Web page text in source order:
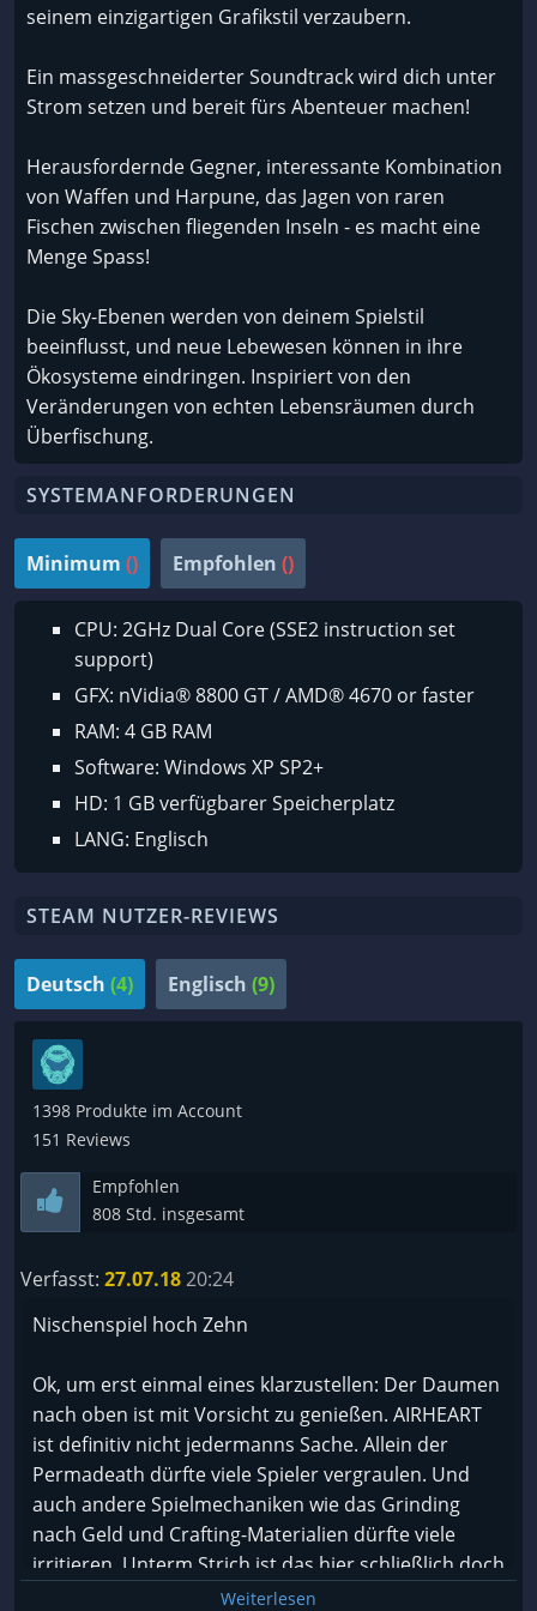
seinem einzigartigen Grafikstil verzaubern.
Ein massgeschneiderter Soundtrack wird dich unter
Strom setzen und bereit fürs Abenteuer machen!
Herausfordernde Gegner, interessante Kombination
von Waffen und Harpune, das Jagen von raren
Fischen zwischen fliegenden Inseln - es macht eine
Menge Spass!
Die Sky-Ebenen werden von deinem Spielstil
beeinflusst, und neue Lebewesen können in ihre
Ökosysteme eindringen. Inspiriert von den
Veränderungen von echten Lebensräumen durch
Überfischung.
SYSTEMANFORDERUNGEN
Minimum () Empfohlen ()
CPU: 2GHz Dual Core (SSE2 instruction set
support)
GFX: nVidia® 8800 GT / AMD® 4670 or faster
RAM: 4 GB RAM
Software: Windows XP SP2+
HD: 1 GB verfügbarer Speicherplatz
LANG: Englisch
STEAM NUTZER-REVIEWS
Deutsch (4) Englisch (9)
1398 Produkte im Account
151 Reviews
Empfohlen
808 Std. insgesamt
Verfasst: 27.07.1820:24
Nischenspiel hoch Zehn
Ok, um erst einmal eines klarzustellen: Der Daumen
nach oben ist mit Vorsicht zu genießen. AIRHEART
ist definitiv nicht jedermanns Sache. Allein der
Permadeath dürfte viele Spieler vergraulen. Und
auch andere Spielmechaniken wie das Grinding
nach Geld und Crafting-Materialien dürfte viele
irritieren. Unterm Strich ist das hier schließlich doch
ein Ballerspielchen und kein JRPG oder so. Ich selbst
Weiterlesen